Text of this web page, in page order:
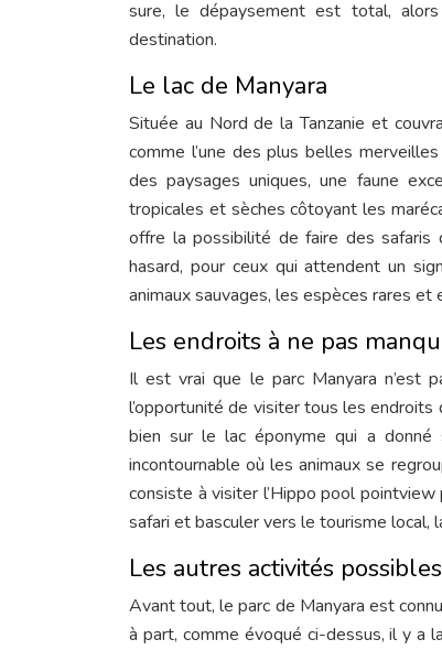
sure, le dépaysement est total,
destination.
Le lac de Manyara
Située au Nord de la Tanzanie et
comme l’une des plus belles
des paysages uniques, une faune
tropicales et sèches côtoyant les
offre la possibilité de faire des safaris
hasard, pour ceux qui attendent un
animaux sauvages, les espèces rares
Les endroits à ne pas
Il est vrai que le parc Manyara n’est
l’opportunité de visiter tous les
bien sur le lac éponyme qui a
incontournable où les animaux se
consiste à visiter l’Hippo pool pointview
safari et basculer vers le tourisme
Les autres activités possibles
Avant tout, le parc de Manyara est
à part, comme évoqué ci-dessus, il y a